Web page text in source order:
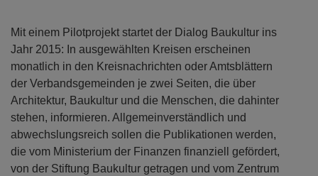
Mit einem Pilotprojekt startet der Dialog Baukultur ins
Jahr 2015: In ausgewählten Kreisen erscheinen
monatlich in den Kreisnachrichten oder Amtsblättern
der Verbandsgemeinden je zwei Seiten, die über
Architektur, Baukultur und die Menschen, die dahinter
stehen, informieren. Allgemeinverständlich und
abwechslungsreich sollen die Publikationen werden,
die vom Ministerium der Finanzen finanziell gefördert,
von der Stiftung Baukultur getragen und vom Zentrum